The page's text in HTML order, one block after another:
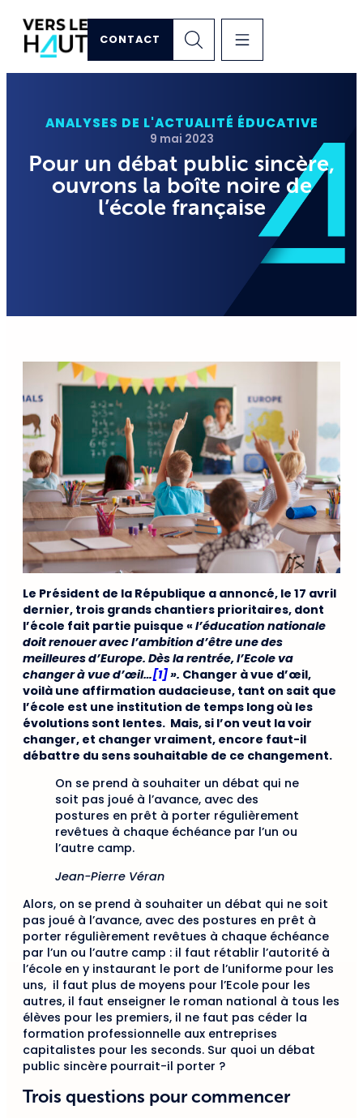
CONTACT
ANALYSES DE L'ACTUALITÉ ÉDUCATIVE
9 mai 2023
Pour un débat public sincère,
ouvrons la boîte noire de
l’école française
Le Président de la République a annoncé, le 17 avril
dernier, trois grands chantiers prioritaires, dont
l’école fait partie puisque «l’éducation nationale
doit renouer avec l’ambition d’être une des
meilleures d’Europe. Dès la rentrée, l’Ecole va
changer à vue d’œil…[1]». Changer à vue d’œil,
voilà une affirmation audacieuse, tant on sait que
l’école est une institution de temps long où les
évolutions sont lentes. Mais, si l’on veut la voir
changer, et changer vraiment, encore faut-il
débattre du sens souhaitable de ce changement.
On se prend à souhaiter un débat qui ne
soit pas joué à l’avance, avec des
postures en prêt à porter régulièrement
revêtues à chaque échéance par l’un ou
l’autre camp.
Jean-Pierre Véran
Alors, on se prend à souhaiter un débat qui ne soit
pas joué à l’avance, avec des postures en prêt à
porter régulièrement revêtues à chaque échéance
par l’un ou l’autre camp : il faut rétablir l’autorité à
l’école en y instaurant le port de l’uniforme pour les
uns, il faut plus de moyens pour l’Ecole pour les
autres, il faut enseigner le roman national à tous les
élèves pour les premiers, il ne faut pas céder la
formation professionnelle aux entreprises
capitalistes pour les seconds. Sur quoi un débat
public sincère pourrait-il porter ?
Trois questions pour commencer